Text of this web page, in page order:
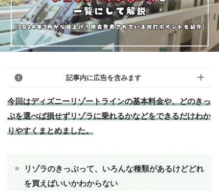
記事内に広告を含みます
このブログのリンクは広告を含んでいる場
合があります。モヨのことを「応援しても
「モヨなんか応援しない！」という人はリ
ンクを踏まずに検索して、お目当ての商品
今回はディズニーリゾートラインの基本料金や、どのきっ
ぷを選べば損せずリゾラに乗れるかなどをできるだけわか
りやすくまとめました。
リゾラのきっぷって、いろんな種類があるけどどれ
を買えばいいかわからない